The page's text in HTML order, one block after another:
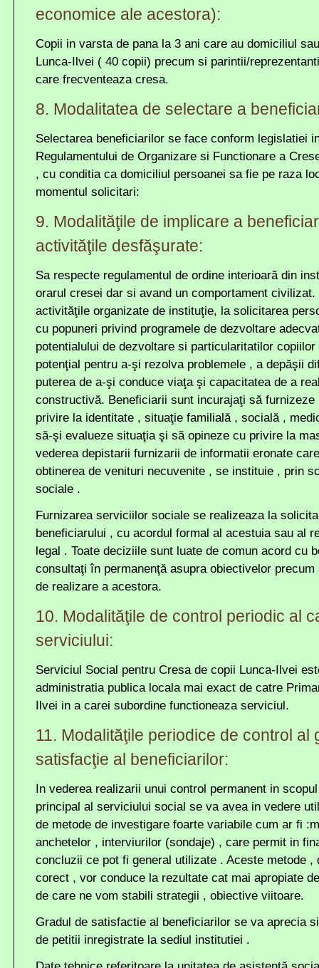
economice ale acestora):
Copii in varsta de pana la 3 ani care au domiciliul
Lunca-Ilvei ( 40 copii) precum si parintii/
care frecventeaza cresa.
8. Modalitatea de selectare a
Selectarea beneficiarilor se face conform legislatiei
Regulamentului de Organizare si Functionare a
, cu conditia ca domiciliul persoanei sa fie pe raza
momentul solicitari:
9. Modalităţile de implicare a
activităţile desfăşurate:
Sa respecte regulamentul de ordine interioară din
orarul cresei dar si avand un comportament
activităţile organizate de instituţie, la solicitarea
cu popuneri privind programele de dezvoltare
potentialului de dezvoltare si particularitatilor
potenţial pentru a-şi rezolva problemele , a depăşii
puterea de a-şi conduce viaţa şi capacitatea de a
constructivă. Beneficiarii sunt incurajaţi să
privire la identitate , situaţie familială , socială ,
să-şi evalueze situaţia şi să opineze cu privire la
vederea depistarii furnizarii de informatii eronate
obtinerea de venituri necuvenite , se instituie , prin
sociale .
Furnizarea serviciilor sociale se realizeaza la
beneficiarului , cu acordul formal al acestuia sau al
legal . Toate deciziile sunt luate de comun acord cu
consultaţi în permanenţă asupra obiectivelor
de realizare a acestora.
10. Modalităţile de control periodic al
serviciului:
Serviciul Social pentru Cresa de copii Lunca-Ilvei
administratia publica locala mai exact de catre
Ilvei in a carei subordine functioneaza serviciul.
11. Modalităţile periodice de control al
satisfacţie al beneficiarilor:
In vederea realizarii unui control permanent in
principal al serviciului social se va avea in vedere
de metode de investigare foarte variabile cum ar fi
anchetelor , interviurilor (sondaje) , care permit in
concluzii ce pot fi general utilizate . Aceste metode ,
corect , vor conduce la rezultate cat mai apropiate
de care ne vom stabili strategii , obiective viitoare.
Gradul de satisfactie al beneficiarilor se va aprecia
de petitii inregistrate la sediul institutiei .